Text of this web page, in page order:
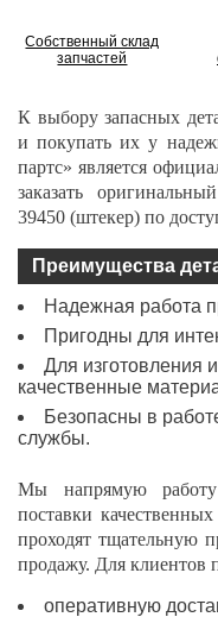
Собственный склад
запчастей
К выбору запасных
и покупать их у
партс» является
заказать
39450 (штекер) по
Преимущества
Надежная работа
Пригодны для
Для изготовления
качественные
Безопасны в
службы.
Мы напрямую
поставки
проходят тщательную
продажу. Для клиентов
оперативную